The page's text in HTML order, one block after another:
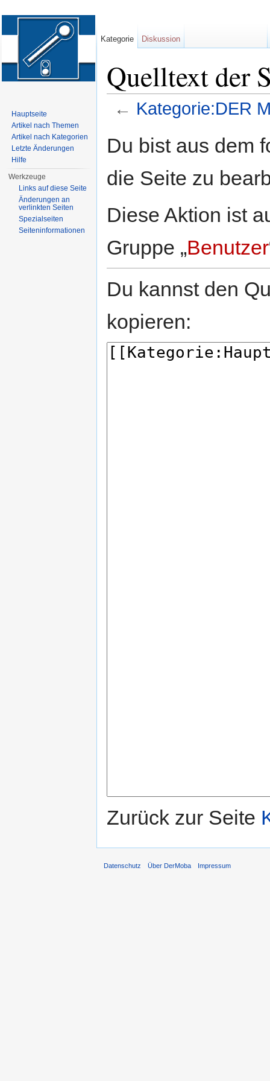
Quelltext der
← Kategorie:DER
Du bist aus dem
die Seite zu
Diese Aktion ist
Gruppe „Benutzer
Du kannst den
kopieren:
Zurück zur Seite
Kategorie Diskussion
Hauptseite
Artikel nach Themen
Artikel nach Kategorien
Letzte Änderungen
Hilfe
Werkzeuge
Links auf diese Seite
Änderungen an
verlinkten Seiten
Spezialseiten
Seiten­informationen
Datenschutz Über DerMoba Impressum